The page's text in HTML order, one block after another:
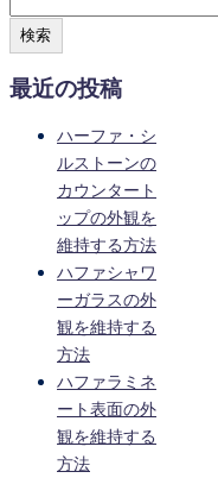
検索
最近の投稿
ハーファ・シ
ルストーンの
カウンタート
ップの外観を
維持する方法
ハファシャワ
ーガラスの外
観を維持する
方法
ハファラミネ
ート表面の外
観を維持する
方法